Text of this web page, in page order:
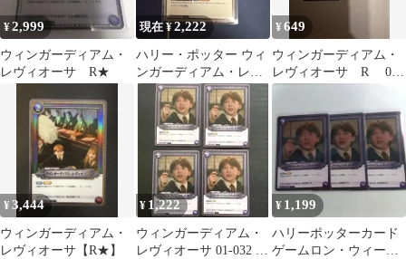
¥2,999
ウィンガーディアム・
レヴィオーサ R★
現在 ¥2,222
ハリー・ポッター ウィ
ンガーディアム・レヴ
ィオーサ 2枚セット
¥649
ウィンガーディアム・
レヴィオーサ R 01-
032 ハリー・ポッター
ト
¥3,444
ウィンガーディアム・
レヴィオーサ【R★】
¥ 1,222
ウィンガーディアム・
レヴィオーサ 01-032 R
¥ 1,199
ハリーポッターカード
ゲームロン・ウィーズ